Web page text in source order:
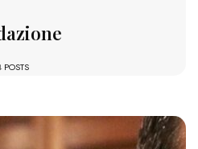
POSTS